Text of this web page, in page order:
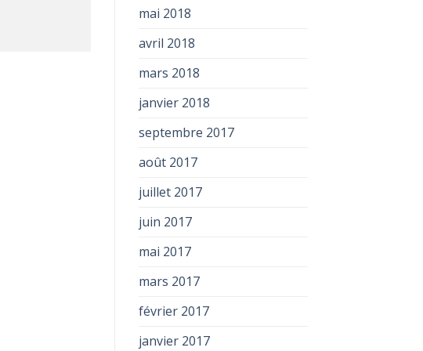
mai 2018
avril 2018
mars 2018
janvier 2018
septembre 2017
août 2017
juillet 2017
juin 2017
mai 2017
mars 2017
février 2017
janvier 2017